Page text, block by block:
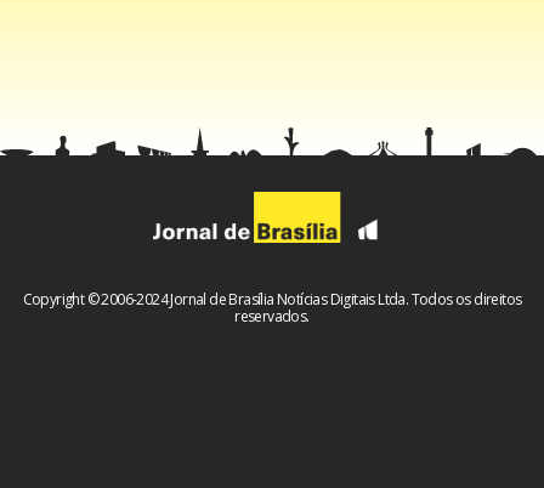
de publicidade que ela é feita pra eu jogar, não
Copyright © 2006-2024 Jornal de Brasília Notícias Digitais Ltda. Todos os direitos
reservados.